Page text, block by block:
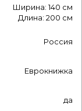
Ширина: 140 см
Длина: 200 см
Россия
Еврокнижка
да